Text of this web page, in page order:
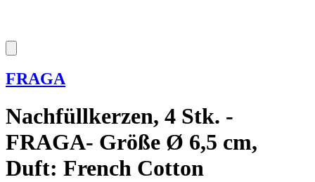
FRAGA
Nachfüllkerzen, 4 Stk. -
FRAGA- Größe Ø 6,5 cm,
Duft: French Cotton